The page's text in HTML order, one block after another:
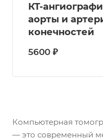
КТ-
аорты и
конечностей
5600 ₽
Компьютерная
— это современный